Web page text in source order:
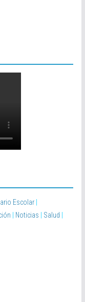
Escolar
Noticias Salud